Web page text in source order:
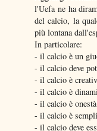
l'Uefa ne ha
del calcio, la
più lontana
In particolare:
- il calcio è un
- il calcio deve
- il calcio è
- il calcio è
- il calcio è
- il calcio è
- il calcio deve